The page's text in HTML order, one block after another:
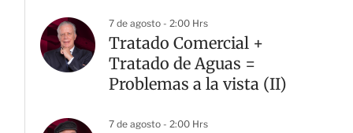
7 de agosto - 2:00 Hrs
Tratado Comercial +
Tratado de Aguas =
Problemas a la vista (II)
7 de agosto - 2:00 Hrs